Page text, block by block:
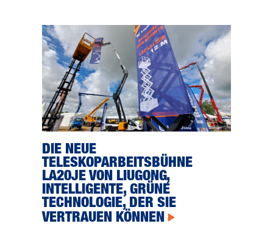
DIE NEUE
TELESKOPARBEITSBÜHNE
LA20JE VON LIUGONG,
INTELLIGENTE, GRÜNE
TECHNOLOGIE, DER SIE
VERTRAUEN KÖNNEN